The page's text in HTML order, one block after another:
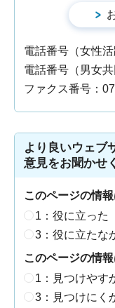
電話番号（女性
電話番号（男女
ファクス番号：
より良いウェブ
意見をお聞かせ
このページの情
1：役に立った
3：役に立たな
このページの情
1：見つけやす
3：見つけにく